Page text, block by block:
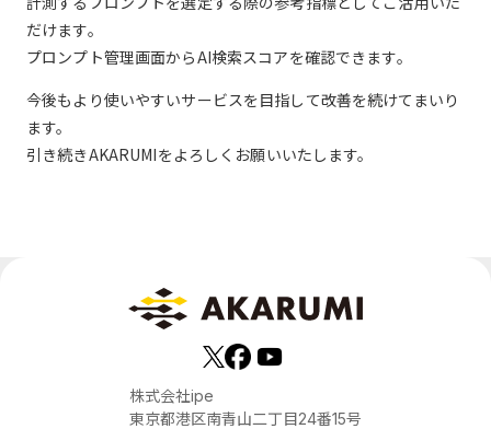
だけます。
プロンプト管理画面からAI検索スコアを確認できます。
今後もより使いやすいサービスを目指して改善を続けてまいり
ます。
引き続きAKARUMIをよろしくお願いいたします。
株式会社ipe
東京都港区南青山二丁目24番15号